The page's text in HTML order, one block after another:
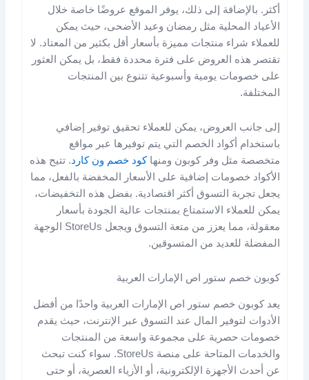
أكثر. بالإضافة إلى ذلك، يوفر الموقع عروضًا خاصة خلال
الأعياد المحلية مثل رمضان وعيد الأضحى، حيث يمكن
للعملاء شراء منتجات مميزة بأسعار أقل بكثير من المعتاد. لا
تقتصر هذه العروض على فترة محددة فقط، بل يمكن العثور
على خصومات يومية وأسبوعية تتنوع بين المنتجات
المختلفة.
إلى جانب العروض، يمكن للعملاء تحقيق توفير إضافي
باستخدام أكواد الخصم التي يتم توفيرها عبر مواقع
متخصصة مثل وفر كوبون ومنهاكود خصم ون كارد. تتيح هذه
الأكواد خصومات إضافية على الأسعار المخفضة بالفعل، مما
يجعل تجربة التسوق أكثر اقتصادية. بفضل هذه التخفيضات،
يمكن للعملاء الاستمتاع بمنتجات عالية الجودة بأسعار
معقولة، مما يعزز من متعة التسوق ويجعل StoreUs الوجهة
المفضلة للعديد من المتسوقين.
كوبون خصم ستور اص الإمارات العربية
يعد كوبون خصم ستور اص الإمارات العربية واحدًا من أفضل
الأدوات لتوفير المال عند التسوق عبر الإنترنت، حيث يقدم
خصومات حصرية على مجموعة واسعة من المنتجات
والخدمات المتاحة على منصة StoreUs. سواء كنت تبحث
عن أحدث الأجهزة الإلكترونية، أو الأزياء العصرية، أو حتى